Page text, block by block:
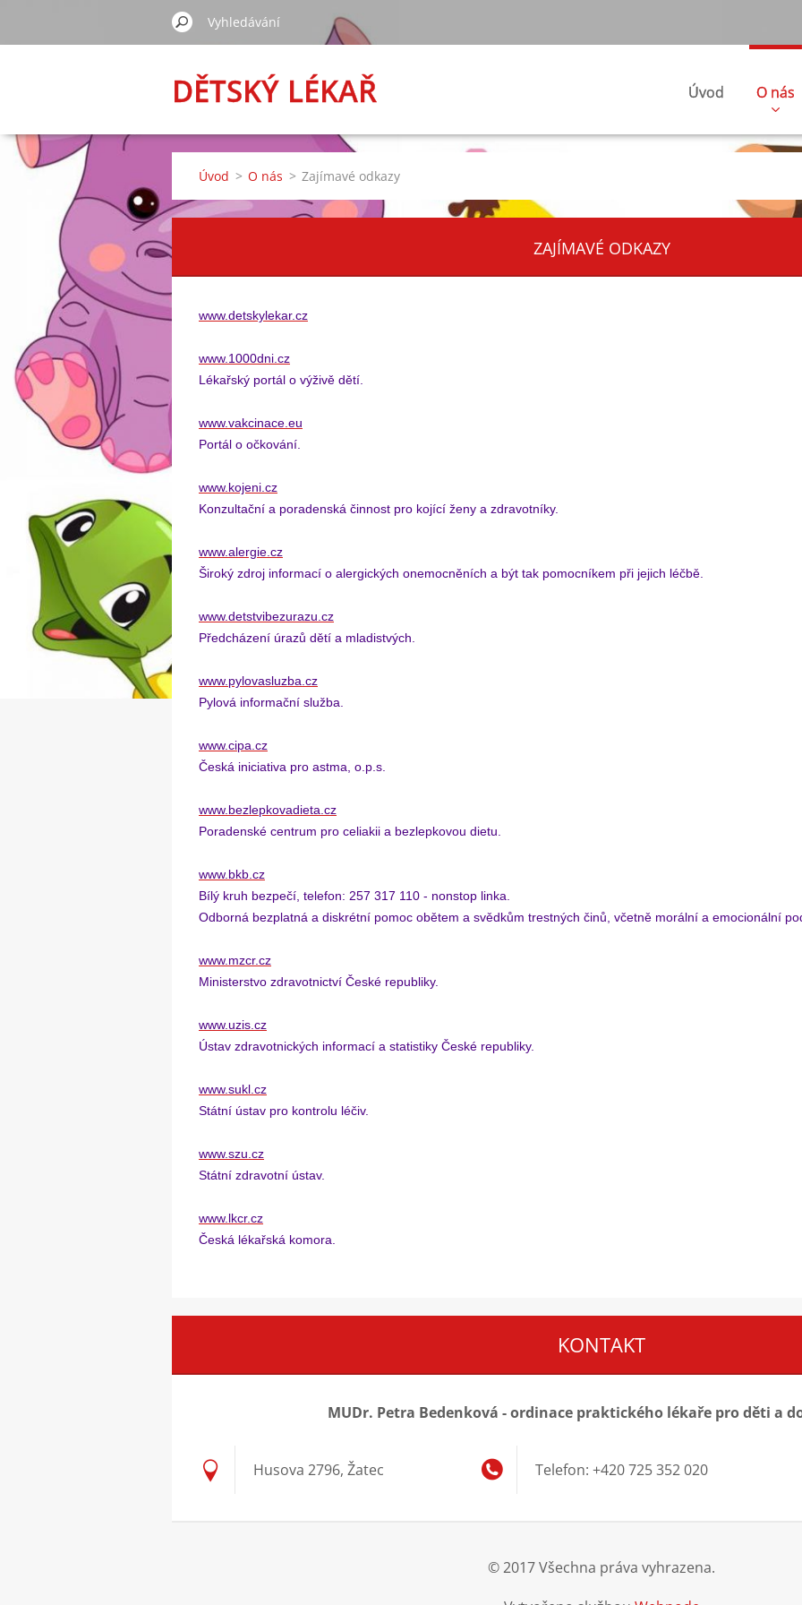
DĚTSKÝ LÉKAŘ Úvod O nás
Úvod > O nás > Zajímavé odkazy
ZAJÍMAVÉ ODKAZY
www.detskylekar.cz
www.1000dni.cz
Lékařský portál o výživě dětí.
www.vakcinace.eu
Portál o očkování.
www.kojeni.cz
Konzultační a poradenská činnost pro kojící ženy a zdravotníky.
www.alergie.cz
Široký zdroj informací o alergických onemocněních a být tak pomocníkem při jejich léčbě.
www.detstvibezurazu.cz
Předcházení úrazů dětí a mladistvých.
www.pylovasluzba.cz
Pylová informační služba.
www.cipa.cz
Česká iniciativa pro astma, o.p.s.
www.bezlepkovadieta.cz
Poradenské centrum pro celiakii a bezlepkovou dietu.
www.bkb.cz
Bílý kruh bezpečí, telefon: 257 317 110 - nonstop linka.
Odborná bezplatná a diskrétní pomoc obětem a svědkům trestných činů, včetně morální a
www.mzcr.cz
Ministerstvo zdravotnictví České republiky.
www.uzis.cz
Ústav zdravotnických informací a statistiky České republiky.
www.sukl.cz
Státní ústav pro kontrolu léčiv.
www.szu.cz
Státní zdravotní ústav.
www.lkcr.cz
Česká lékařská komora.
KONTAKT
MUDr. Petra Bedenková - ordinace praktického lékaře pro děti a
Husova 2796, Žatec Telefon: +420 725 352 020
© 2017 Všechna práva vyhrazena.